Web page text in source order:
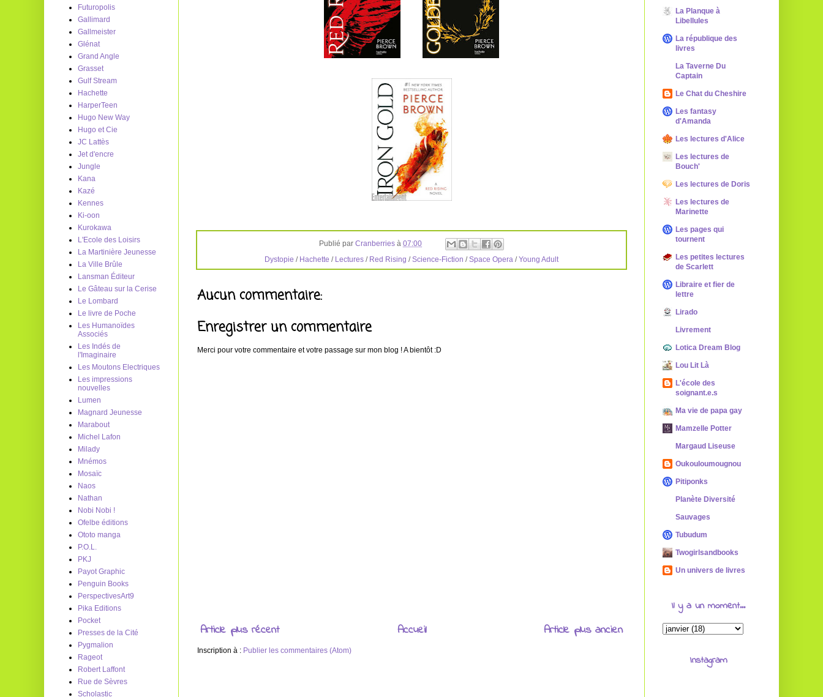
Publié par Cranberries à 07:00
Dystopie / Hachette / Lectures / Red Rising /Science-Fiction /Space Opera /Young Adult
Aucun commentaire:
Enregistrer un commentaire
Merci pour votre commentaire et votre passage sur mon blog ! A bientôt :D
Article plus récent Article plus ancien
Accueil
Inscription à : Publier les commentaires (Atom)
Futuropolis
Gallimard
Gallmeister
Glénat
Grand Angle
Grasset
Gulf Stream
Hachette
HarperTeen
Hugo New Way
Hugo et Cie
JC Lattès
Jet d'encre
Jungle
Kana
Kazé
Kennes
Ki-oon
Kurokawa
L'Ecole des Loisirs
La Martinière Jeunesse
La Ville Brûle
Lansman Éditeur
Le Gâteau sur la Cerise
Le Lombard
Le livre de Poche
Les Humanoïdes
Associés
Les Indés de
l'Imaginaire
Les Moutons Electriques
Les impressions
nouvelles
Lumen
Magnard Jeunesse
Marabout
Michel Lafon
Milady
Mnémos
Mosaïc
Naos
Nathan
Nobi Nobi !
Ofelbe éditions
Ototo manga
P.O.L.
PKJ
Payot Graphic
Penguin Books
PerspectivesArt9
Pika Editions
Pocket
Presses de la Cité
Pygmalion
Rageot
Robert Laffont
Rue de Sèvres
Scholastic
La Planque à
Libellules
La république des
livres
La Taverne Du
Captain
Le Chat du Cheshire
Les fantasy
d'Amanda
Les lectures d'Alice
Les lectures de
Bouch'
Les lectures de Doris
Les lectures de
Marinette
Les pages qui
tournent
Les petites lectures
de Scarlett
Libraire et fier de
lettre
Lirado
Livrement
Lotica Dream Blog
Lou Lit Là
L'école des
soignant.e.s
Ma vie de papa gay
Mamzelle Potter
Margaud Liseuse
Oukouloumougnou
Pitiponks
Planète Diversité
Sauvages
Tubudum
Twogirlsandbooks
Un univers de livres
Il y a un moment...
Instagram